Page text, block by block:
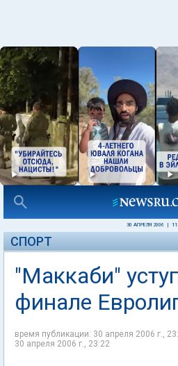
30 АПРЕЛЯ 2006
СПОРТ
"Маккаби"
финале
время публикации: 30 апреля 2006 г.,
30 апреля 2006 г., 23:22